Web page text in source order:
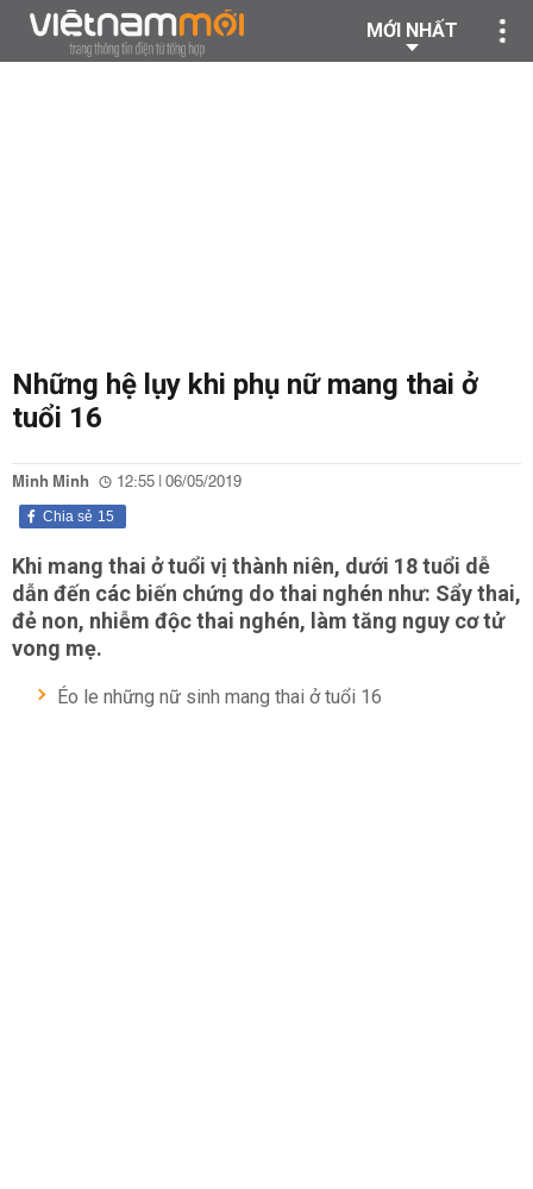
MỚI NHẤT
Những hệ lụy khi phụ nữ mang thai ở
tuổi 16
Minh Minh 12:55 | 06/05/2019
15
Chia sẻ
Khi mang thai ở tuổi vị thành niên, dưới 18 tuổi dễ
dẫn đến các biến chứng do thai nghén như: Sẩy thai,
đẻ non, nhiễm độc thai nghén, làm tăng nguy cơ tử
vong mẹ.
Éo le những nữ sinh mang thai ở tuổi 16